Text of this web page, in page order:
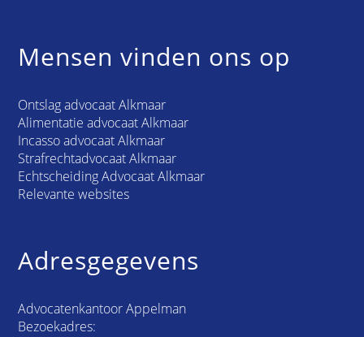
Mensen vinden ons op
Ontslag advocaat Alkmaar
Alimentatie advocaat Alkmaar
Incasso advocaat Alkmaar
Strafrechtadvocaat Alkmaar
Echtscheiding Advocaat Alkmaar
Relevante websites
Adresgegevens
Advocatenkantoor Appelman
Bezoekadres: